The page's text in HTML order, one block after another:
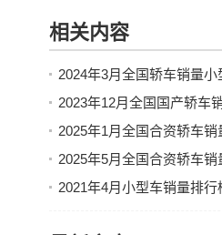
相关内容
2024年3月全国轿车销量
2023年12月全国国产轿车
2025年1月全国合资轿车
2025年5月全国合资轿车
2021年4月小型车销量排